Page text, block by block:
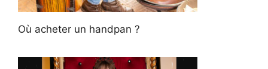
Où acheter un handpan ?